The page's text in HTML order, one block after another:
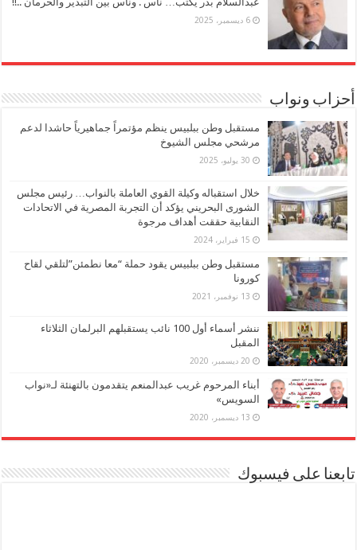
6 ديسمبر، 2025
أحزاب ونواب
مستقبل وطن ببلبيس ينظم مؤتمراً جماهيرياً حاشدا لدعم
مرشحي مجلس الشيوخ
30 يوليو، 2025
خلال استقباله وكيلة القوي العاملة بالنواب… رئيس مجلس
الشورى البحريني يؤكد أن التجربة المصرية في الاتحادات
النقابية حققت أهداف مرجوة
15 فبراير، 2024
مستقبل وطن ببلبيس يقود حملة “معا نطمئن”لتلقي لقاح
كورونا
13 نوفمبر، 2021
ننشر أسماء أول 100 نائب يستقبلهم البرلمان الثلاثاء
المقبل
20 ديسمبر، 2020
أبناء المرحوم غريب عبدالمنعم يتقدمون بالتهنئة لـ«نواب
السويس»
13 ديسمبر، 2020
تابعنا على فيسبوك